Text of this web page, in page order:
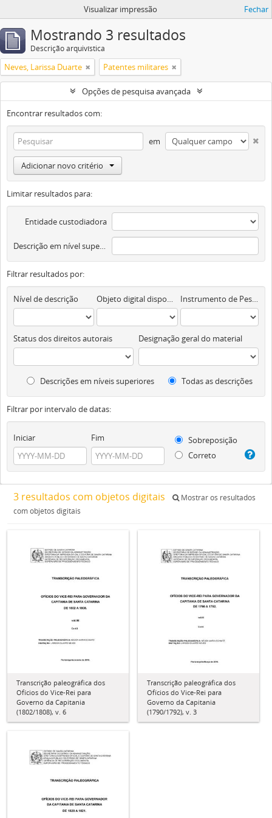
Visualizar impressão Fechar
Mostrando 3 resultados
Descrição arquivística
Neves, Larissa Duarte Patentes militares
Opções de pesquisa avançada
Encontrar resultados com:
em
Adicionar novo critério
Limitar resultados para:
Entidade custodiadora
Descrição em nível superior
Filtrar resultados por:
Nível de descrição Objeto digital disponível Instrumento de Pesquisa
Status dos direitos autorais Designação geral do material
Descrições em níveis superiores Todas as descrições
Filtrar por intervalo de datas:
Iniciar Fim
Sobreposição
Correto
3 resultados com objetos digitais
Mostrar os resultados
com objetos digitais
Transcrição paleográfica dos
Ofícios do Vice-Rei para
Governo da Capitania
(1802/1808), v. 6
Transcrição paleográfica dos
Ofícios do Vice-Rei para
Governo da Capitania
(1790/1792), v. 3